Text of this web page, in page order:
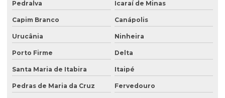
Pedralva Icaraí de Minas
Capim Branco Canápolis
Urucânia Ninheira
Porto Firme Delta
Santa Maria de Itabira Itaipé
Pedras de Maria da Cruz Fervedouro